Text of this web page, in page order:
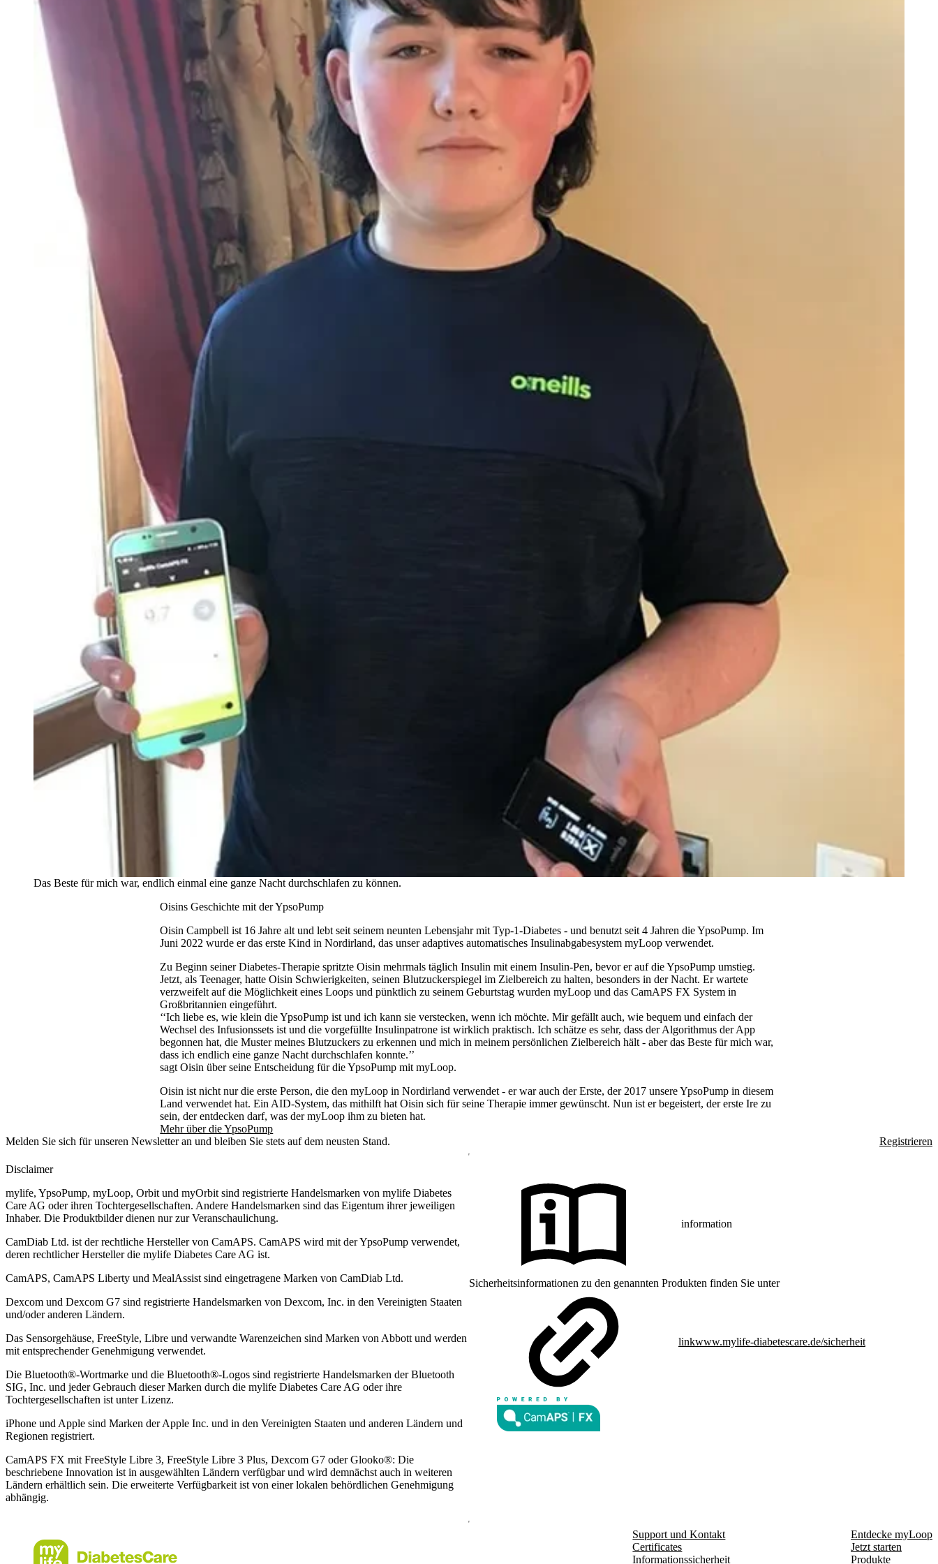
Das Beste für mich war, endlich einmal eine ganze Nacht durchschlafen zu können.
Oisins Geschichte mit der YpsoPump
Oisin Campbell ist 16 Jahre alt und lebt seit seinem neunten Lebensjahr mit Typ-1-Diabetes - und benutzt seit 4 Jahren die YpsoPump. Im
Juni 2022 wurde er das erste Kind in Nordirland, das unser adaptives automatisches Insulinabgabesystem myLoop verwendet.
Zu Beginn seiner Diabetes-Therapie spritzte Oisin mehrmals täglich Insulin mit einem Insulin-Pen, bevor er auf die YpsoPump umstieg.
Jetzt, als Teenager, hatte Oisin Schwierigkeiten, seinen Blutzuckerspiegel im Zielbereich zu halten, besonders in der Nacht. Er wartete
verzweifelt auf die Möglichkeit eines Loops und pünktlich zu seinem Geburtstag wurden myLoop und das CamAPS FX System in
Großbritannien eingeführt.
‘‘Ich liebe es, wie klein die YpsoPump ist und ich kann sie verstecken, wenn ich möchte. Mir gefällt auch, wie bequem und einfach der
Wechsel des Infusionssets ist und die vorgefüllte Insulinpatrone ist wirklich praktisch. Ich schätze es sehr, dass der Algorithmus der App
begonnen hat, die Muster meines Blutzuckers zu erkennen und mich in meinem persönlichen Zielbereich hält - aber das Beste für mich war,
dass ich endlich eine ganze Nacht durchschlafen konnte.’’
sagt Oisin über seine Entscheidung für die YpsoPump mit myLoop.
Oisin ist nicht nur die erste Person, die den myLoop in Nordirland verwendet - er war auch der Erste, der 2017 unsere YpsoPump in diesem
Land verwendet hat. Ein AID-System, das mithilft hat Oisin sich für seine Therapie immer gewünscht. Nun ist er begeistert, der erste Ire zu
sein, der entdecken darf, was der myLoop ihm zu bieten hat.
Mehr über die YpsoPump
Melden Sie sich für unseren Newsletter an und bleiben Sie stets auf dem neusten Stand.
Registrieren
Disclaimer
mylife, YpsoPump, myLoop, Orbit und myOrbit sind registrierte Handelsmarken von mylife Diabetes
Care AG oder ihren Tochtergesellschaften. Andere Handelsmarken sind das Eigentum ihrer jeweiligen
Inhaber. Die Produktbilder dienen nur zur Veranschaulichung.
CamDiab Ltd. ist der rechtliche Hersteller von CamAPS. CamAPS wird mit der YpsoPump verwendet,
deren rechtlicher Hersteller die mylife Diabetes Care AG ist.
CamAPS, CamAPS Liberty und MealAssist sind eingetragene Marken von CamDiab Ltd.
Dexcom und Dexcom G7 sind registrierte Handelsmarken von Dexcom, Inc. in den Vereinigten Staaten
und/oder anderen Ländern.
Das Sensorgehäuse, FreeStyle, Libre und verwandte Warenzeichen sind Marken von Abbott und werden
mit entsprechender Genehmigung verwendet.
Die Bluetooth®-Wortmarke und die Bluetooth®-Logos sind registrierte Handelsmarken der Bluetooth
SIG, Inc. und jeder Gebrauch dieser Marken durch die mylife Diabetes Care AG oder ihre
Tochtergesellschaften ist unter Lizenz.
iPhone und Apple sind Marken der Apple Inc. und in den Vereinigten Staaten und anderen Ländern und
Regionen registriert.
CamAPS FX mit FreeStyle Libre 3, FreeStyle Libre 3 Plus, Dexcom G7 oder Glooko®: Die
beschriebene Innovation ist in ausgewählten Ländern verfügbar und wird demnächst auch in weiteren
Ländern erhältlich sein. Die erweiterte Verfügbarkeit ist von einer lokalen behördlichen Genehmigung
abhängig.
information
Sicherheitsinformationen zu den genannten Produkten finden Sie unter
linkwww.mylife-diabetescare.de/sicherheit
Support und Kontakt
Certificates
Informationssicherheit
Entdecke myLoop
Jetzt starten
Produkte